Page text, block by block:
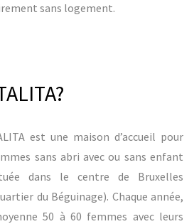
sans logement.
est une maison d’accueil pour
sans abri avec ou sans enfant
dans le centre de Bruxelles
du Béguinage). Chaque année,
50 à 60 femmes avec leurs